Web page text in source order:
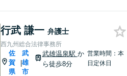
行武 謙一 弁護士
西九州総合法律事務所
佐
賀
県
|
武
雄
市
武雄温泉駅 か
ら徒歩8分
営業時間：本
日定休日